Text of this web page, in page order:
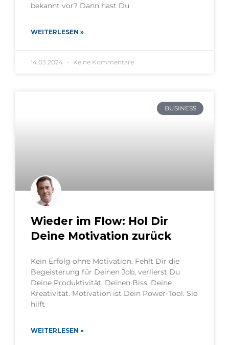
bekannt vor? Dann hast Du
WEITERLESEN »
14.03.2024 Keine Kommentare
BUSINESS
Wieder im Flow: Hol Dir
Deine Motivation zurück
Kein Erfolg ohne Motivation. Fehlt Dir die
Begeisterung für Deinen Job, verlierst Du
Deine Produktivität, Deinen Biss, Deine
Kreativität. Motivation ist Dein Power-Tool. Sie
hilft
WEITERLESEN »